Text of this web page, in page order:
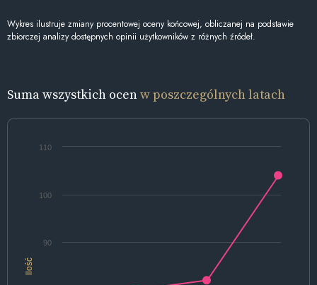
Wykres ilustruje zmiany procentowej oceny końcowej, obliczanej na podstawie
zbiorczej analizy dostępnych opinii użytkowników z różnych źródeł.
Suma wszystkich ocenw poszczególnych latach
Ilość
90
100
110